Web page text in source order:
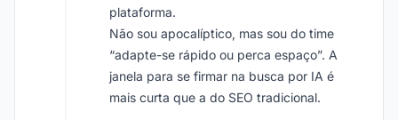
plataforma.
Não sou apocalíptico, mas sou do time
“adapte-se rápido ou perca espaço”. A
janela para se firmar na busca por IA é
mais curta que a do SEO tradicional.